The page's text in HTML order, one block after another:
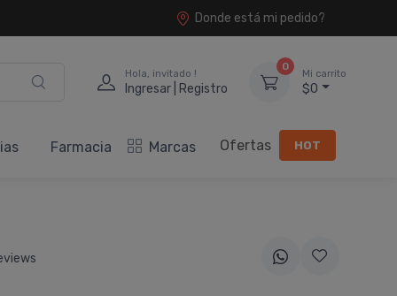
Donde está mi pedido?
Hola, invitado !
Ingresar | Registro
0
Mi carrito
$0
Farmacia Marcas Ofertas HOT